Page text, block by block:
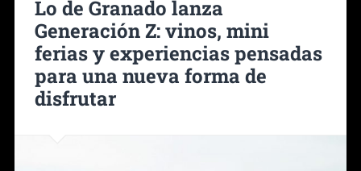
Lo de Granado lanza
Generación Z: vinos, mini
ferias y experiencias pensadas
para una nueva forma de
disfrutar